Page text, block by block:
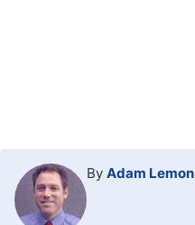
By Adam Lemon